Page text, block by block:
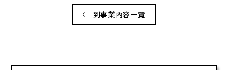
到事業內容一覽